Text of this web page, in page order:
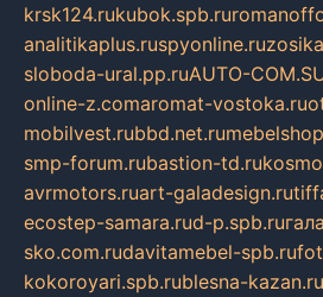
krsk124.rukubok.spb.ru
analitikaplus.ruspyonline.ru
sloboda-ural.pp.ruAUTO-
online-z.comaromat-vostoka.ru
mobilvest.rubbd.net.ru
smp-forum.rubastion-td.ru
avrmotors.ruart-galadesign.ru
ecostep-samara.rud-p.spb.ru
sko.com.rudavitamebel-spb.ru
kokoroyari.spb.rublesna-kazan.ru